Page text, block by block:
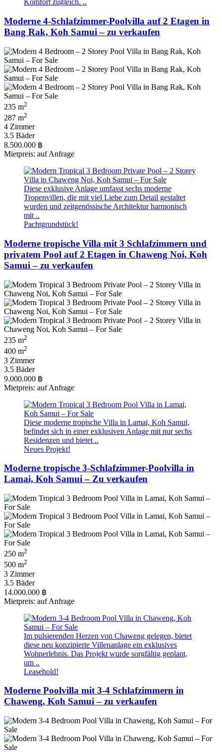
Komfort zugleich. ..
Moderne 4-Schlafzimmer-Poolvilla auf 2 Etagen in
Bang Rak, Koh Samui – zu verkaufen
235 m2
287 m2
4 Zimmer
3.5 Bäder
8.500.000 ฿
Mietpreis: auf Anfrage
Diese exklusive Anlage umfasst sechs moderne
Tropenvillen, die mit viel Liebe zum Detail gestaltet
wurden und zeitgenössische Architektur harmonisch
mit ..
Pachtgrundstück!
Moderne tropische Villa mit 3 Schlafzimmern und
privatem Pool auf 2 Etagen in Chaweng Noi, Koh
Samui – zu verkaufen
235 m2
400 m2
3 Zimmer
3.5 Bäder
9.000.000 ฿
Mietpreis: auf Anfrage
Diese moderne tropische Villa in Lamai, Koh Samui,
befindet sich in einer exklusiven Anlage mit nur sechs
Residenzen und bietet ..
Neues Projekt!
Moderne tropische 3-Schlafzimmer-Poolvilla in
Lamai, Koh Samui – Zu verkaufen
250 m2
500 m2
3 Zimmer
3.5 Bäder
14.000.000 ฿
Mietpreis: auf Anfrage
Im pulsierenden Herzen von Chaweng gelegen, bietet
diese neu konzipierte Villenanlage ein exklusives
Wohnerlebnis. Das Projekt wurde sorgfältig geplant,
um ..
Leasehold!
Moderne Poolvilla mit 3-4 Schlafzimmern in
Chaweng, Koh Samui – zu verkaufen